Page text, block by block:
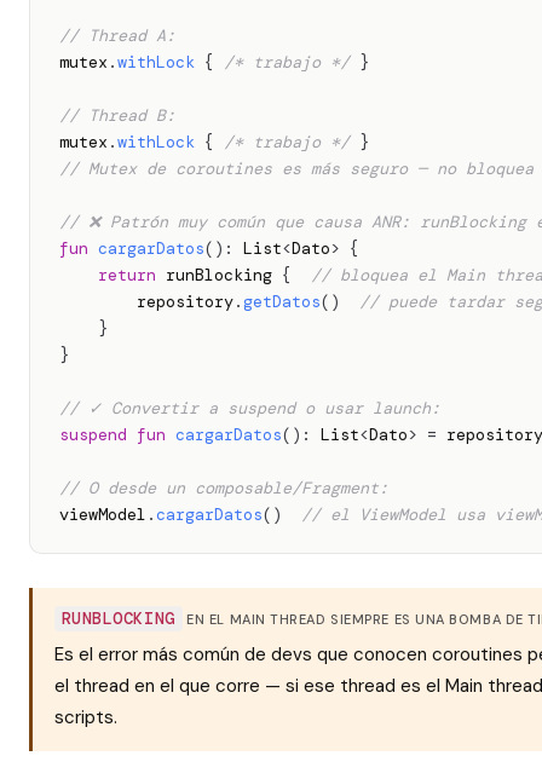
// Thread A:
mutex .withLock { /* trabajo */ }
// Thread B:
mutex .withLock { /* trabajo */ }
// Mutex de coroutines es más seguro — no
// ❌ Patrón muy común que causa ANR:
fun cargarDatos( ) : List<Dato> {
return runBlocking {
// bloquea el Main
        repository
.getDatos( )
// puede tardar
}
}
// ✓ Convertir a suspend o usar launch:
suspend fun cargarDatos( ) : List<Dato> = repository
// O desde un composable/Fragment:
viewModel .cargarDatos( ) // el ViewModel usa
RUNBLOCKING EN EL MAIN THREAD SIEMPRE ES UNA BOMBA DE
Es el error más común de devs que conocen coroutines
el thread en el que corre — si ese thread es el Main
scripts.